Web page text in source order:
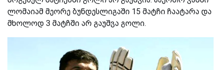
ლომაიამ მეორე ბუნდესლიგაში 15 მატჩი ჩაატარა და
მხოლოდ 3 მატჩში არ გაუშვა გოლი.